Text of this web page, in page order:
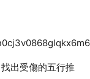
出受傷的五行推